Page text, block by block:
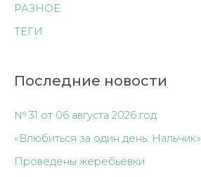
РАЗНОЕ
ТЕГИ
Последние новости
№ 31 от 06 августа 2026 год
«Влюбиться за один день: Нальчик»
Проведены жеребьёвки